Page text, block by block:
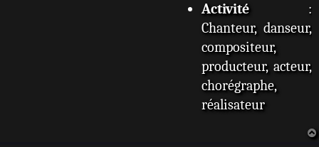
Activité:
Chanteur, danseur,
compositeur,
producteur, acteur,
chorégraphe,
réalisateur